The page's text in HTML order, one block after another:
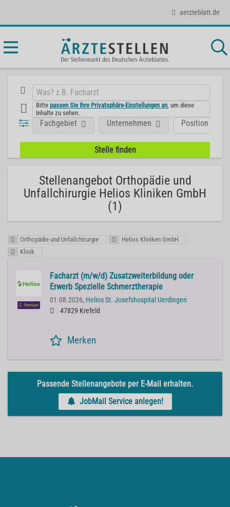
aerzteblatt.de
Bittepassen Sie Ihre Privatsphäre-Einstellungen an , um diese
Inhalte zu sehen.
Position
Fachgebiet Unternehmen
Stellenangebot Orthopädie und
Unfallchirurgie Helios Kliniken GmbH
(1)
Orthopädie und Unfallchirurgie
Helios Kliniken GmbH
Klinik
Premium
Facharzt (m/w/d) Zusatzweiterbildung oder
Erwerb Spezielle Schmerztherapie
01.08.2026, Helios St. Josefshospital Uerdingen
47829 Krefeld
Merken
Passende Stellenangebote per E-Mail erhalten.
JobMail Service anlegen!